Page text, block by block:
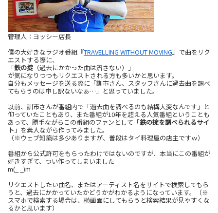
管理人：ヨッシー店長
僕の大好きなラジオ番組『TRAVELLING WITHOUT MOVING』で曲をリク
エストする際に、
「鉄の掟 （過去にかかった曲は流さない）」
が気になりつつもリクエストされる方も多いかと思います。
自分もメッセージを送る際に「訓市さん、スタッフさんに過去曲を調べ
てもらうのは申し訳ないなぁ…」と思っていました。
以前、訓市さんが番組内で「過去曲を調べるのも結構大変なんです」と
仰っていたこともあり、また番組が10年を超える人気番組ということも
あって、勝手ながらこの番組のファンとして「鉄の掟を調べられるサイ
ト 」を素人ながら作ってみました。
（※ウェブ知識は多少ありますが、普段はタイ料理屋の店主ですｗ）
番組から公式許可をもらったわけではないのですが、本当にこの番組が
好きすぎて、つい作ってしまいました
m(_ _)m
リクエストしたい曲名、またはアーティスト名をサイトで検索してもら
うと、過去にかかっていたかどうかがわかるようになっています。（※
スマホで検索する場合は、横画面にしてもらうと検索結果が見やすくな
るかと思います）